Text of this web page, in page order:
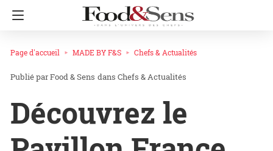
Page d'accueil MADE BY F&S Chefs & Actualités
Food & Sens dans Chefs & Actualités
Découvrez le